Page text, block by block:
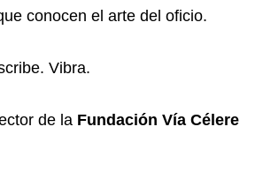
conocen el arte del oficio.
Vibra.
de la Fundación Vía Célere